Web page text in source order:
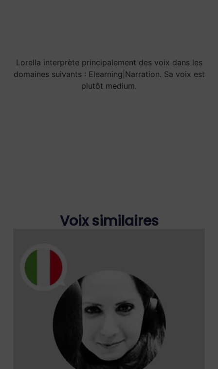
Lorella interprète principalement des voix dans les
domaines suivants : Elearning|Narration. Sa voix est
plutôt medium.
Voix similaires